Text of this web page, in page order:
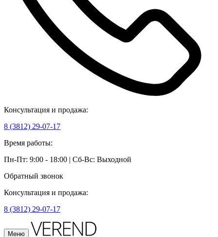
Консультация и продажа:
8 (3812) 29-07-17
Время работы:
Пн-Пт: 9:00 - 18:00 | Сб-Вс: Выходной
Обратный звонок
Консультация и продажа:
8 (3812) 29-07-17
Меню